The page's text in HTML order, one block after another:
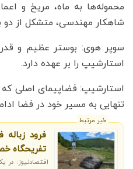
محموله‌ها به ماه، مریخ و
شاهکار مهندسی، متشکل از
سوپر هوی: بوستر عظیم و
استارشیپ را بر عهده دارد.
استارشیپ: فضاپیمای اصلی
تنهایی به مسیر خود در فضا
خبر مرتبط
فرود
تفریحگاه
اقتصادنیوز: در